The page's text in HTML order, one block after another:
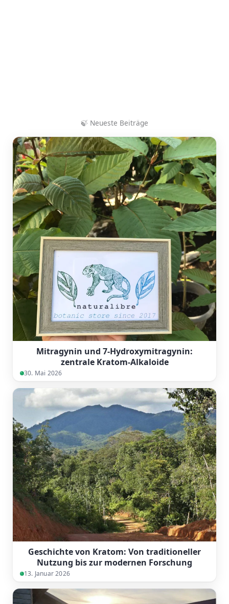
🍃 Neueste Beiträge
Mitragynin und 7-Hydroxymitragynin:
zentrale Kratom-Alkaloide
30. Mai 2026
Geschichte von Kratom: Von traditioneller
Nutzung bis zur modernen Forschung
13. Januar 2026